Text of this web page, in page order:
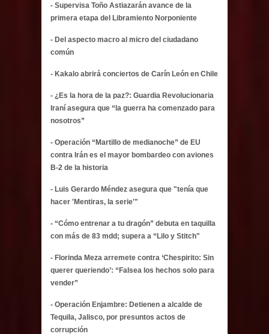
- Supervisa Toño Astiazarán avance de la
primera etapa del Libramiento Norponiente
- Del aspecto macro al micro del ciudadano
común
- Kakalo abrirá conciertos de Carín León en Chile
- ¿Es la hora de la paz?: Guardia Revolucionaria
Iraní asegura que “la guerra ha comenzado para
nosotros”
- Operación “Martillo de medianoche” de EU
contra Irán es el mayor bombardeo con aviones
B-2 de la historia
- Luis Gerardo Méndez asegura que "tenía que
hacer 'Mentiras, la serie'"
- “Cómo entrenar a tu dragón” debuta en taquilla
con más de 83 mdd; supera a “Lilo y Stitch"
- Florinda Meza arremete contra ‘Chespirito: Sin
querer queriendo’: “Falsea los hechos solo para
vender”
- Operación Enjambre: Detienen a alcalde de
Tequila, Jalisco, por presuntos actos de
corrupción